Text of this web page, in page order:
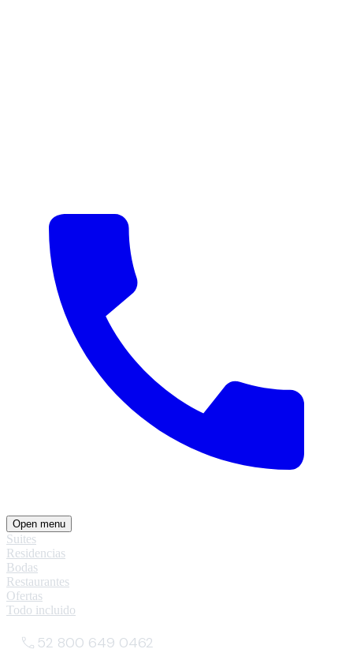
Open menu
Suites
Residencias
Bodas
Restaurantes
Ofertas
Todo incluido
52 800 649 0462